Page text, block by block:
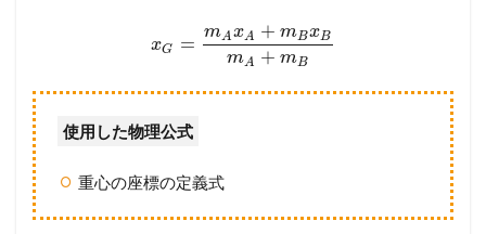
xG =
mAxA + mBxB
mA + mB
使用した物理公式
重心の座標の定義式